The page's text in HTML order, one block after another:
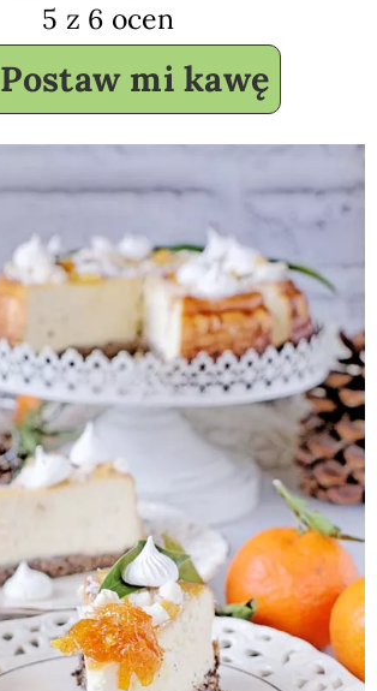
5 z 6 ocen
Postaw mi kawę